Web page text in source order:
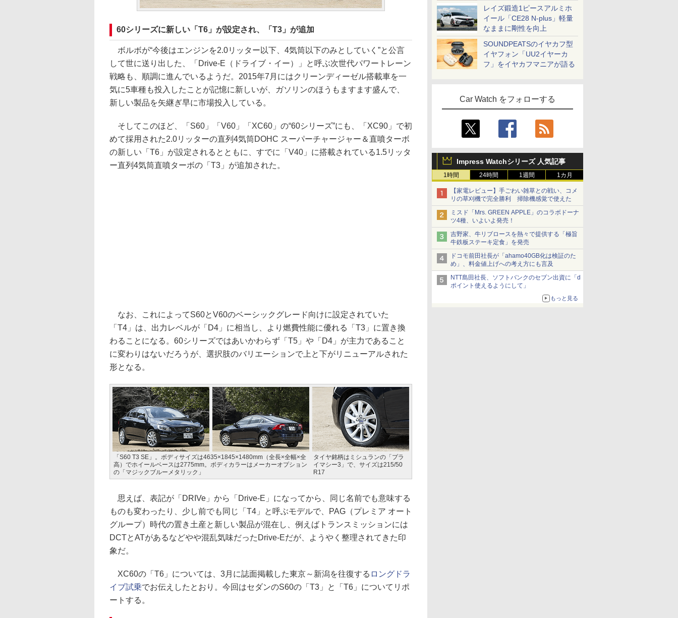
レイズ鍛造1ピースアルミホ
イール「CE28 N-plus」軽量
なままに剛性を向上
SOUNDPEATSのイヤカフ型
イヤフォン「UU2イヤーカ
フ」をイヤカフマニアが語る
Car Watch をフォローする
Impress Watchシリーズ 人気記事
1時間 24時間 1週間 1カ月
【家電レビュー】手ごわい雑草との戦い、コメ
リの草刈機で完全勝利 掃除機感覚で使えた
ミスド「Mrs. GREEN APPLE」のコラボドーナ
ツ4種、いよいよ発売！
吉野家、牛リブロースを熱々で提供する「極旨
牛鉄板ステーキ定食」を発売
ドコモ前田社長が「ahamo40GB化は検証のた
め」、料金値上げへの考え方にも言及
NTT島田社長、ソフトバンクのセブン出資に「d
ポイント使えるようにして」
もっと見る
60シリーズに新しい「T6」が設定され、「T3」が追加
ボルボが“今後はエンジンを2.0リッター以下、4気筒以下のみとしていく”と公言
して世に送り出した、「Drive-E（ドライブ・イー）」と呼ぶ次世代パワートレーン
戦略も、順調に進んでいるようだ。2015年7月にはクリーンディーゼル搭載車を一
気に5車種も投入したことが記憶に新しいが、ガソリンのほうもますます盛んで、
新しい製品を矢継ぎ早に市場投入している。
そしてこのほど、「S60」「V60」「XC60」の“60シリーズ”にも、「XC90」で初
めて採用された2.0リッターの直列4気筒DOHC スーパーチャージャー＆直噴ターボ
の新しい「T6」が設定されるとともに、すでに「V40」に搭載されている1.5リッタ
ー直列4気筒直噴ターボの「T3」が追加された。
なお、これによってS60とV60のベーシックグレード向けに設定されていた
「T4」は、出力レベルが「D4」に相当し、より燃費性能に優れる「T3」に置き換
わることになる。60シリーズではあいかわらず「T5」や「D4」が主力であること
に変わりはないだろうが、選択肢のバリエーションで上と下がリニューアルされた
形となる。
「S60 T3 SE」。ボディサイズは4635×1845×1480mm（全長×全幅×全
高）でホイールベースは2775mm。ボディカラーはメーカーオプション
の「マジックブルーメタリック」
タイヤ銘柄はミシュランの「プラ
イマシー3」で、サイズは215/50
R17
思えば、表記が「DRIVe」から「Drive-E」になってから、同じ名前でも意味する
ものも変わったり、少し前でも同じ「T4」と呼ぶモデルで、PAG（プレミア オート
グループ）時代の置き土産と新しい製品が混在し、例えばトランスミッションには
DCTとATがあるなどやや混乱気味だったDrive-Eだが、ようやく整理されてきた印
象だ。
XC60の「T6」については、3月に誌面掲載した東京～新潟を往復する ロングドラ
イブ試乗でお伝えしたとおり。今回はセダンのS60の「T3」と「T6」についてリポ
ートする。